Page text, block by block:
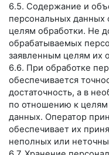
6.5. Содержание и
персональных данных
целям обработки. Не
обрабатываемых
заявленным целям их
6.6. При обработке
обеспечивается
достаточность, а в
по отношению к
данных. Оператор
обеспечивает их
неполных или